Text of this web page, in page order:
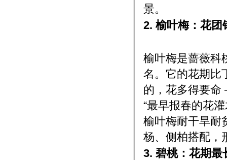
景。
2. 榆叶梅：花团
榆叶梅是蔷薇科
名。它的花期比
的，花多得要
“最早报春的花灌
榆叶梅耐干旱耐
杨、侧柏搭配，
3. 碧桃：花期最